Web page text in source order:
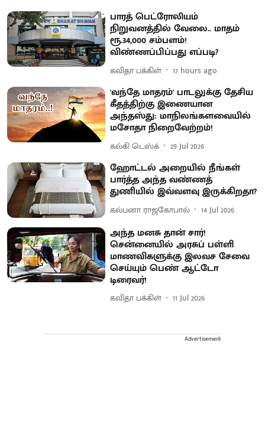
பாரத் பெட்ரோலியம்
நிறுவனத்தில் வேலை.. மாதம்
ரூ.34,000 சம்பளம்!
விண்ணப்பிப்பது எப்படி?
கவிதா பக்கிள் 17 hours ago
'வந்தே மாதரம்' பாடலுக்கு தேசிய
கீதத்திற்கு இணையான
அந்தஸ்து: மாநிலங்களவையில்
மசோதா நிறைவேற்றம்!
கல்கி டெஸ்க் 29 Jul 2026
ஹோட்டல் அறையில் நீங்கள்
பார்த்த அந்த வண்ணத்
துணியில் இவ்வளவு இருக்கிறதா?
கல்பனா ராஜகோபால் 14 Jul 2026
அந்த மனசு தான் சார்!
சென்னையில் அரசுப் பள்ளி
மாணவிகளுக்கு இலவச சேவை
செய்யும் பெண் ஆட்டோ
டிரைவர்!
கவிதா பக்கிள் 11 Jul 2026
Advertisement